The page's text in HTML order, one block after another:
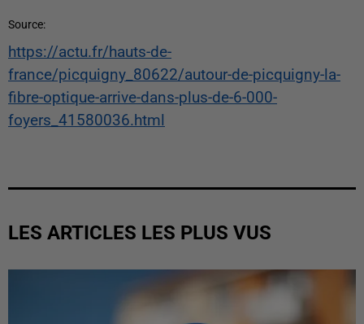
Source:
https://actu.fr/hauts-de-
france/picquigny_80622/autour-de-picquigny-la-
fibre-optique-arrive-dans-plus-de-6-000-
foyers_41580036.html
LES ARTICLES LES PLUS VUS